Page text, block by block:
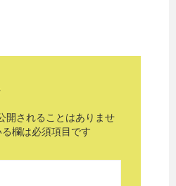
開されることはありませ
欄は必須項目です